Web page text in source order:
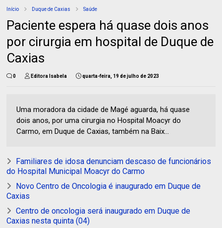
Início Duque de Caxias Saúde
Paciente espera há quase dois anos
por cirurgia em hospital de Duque de
Caxias
0 Editora Isabela quarta-feira, 19 de julho de 2023
Uma moradora da cidade de Magé aguarda, há quase
dois anos, por uma cirurgia no Hospital Moacyr do
Carmo, em Duque de Caxias, também na Baix...
Familiares de idosa denunciam descaso de funcionários
do Hospital Municipal Moacyr do Carmo
Novo Centro de Oncologia é inaugurado em Duque de
Caxias
Centro de oncologia será inaugurado em Duque de
Caxias nesta quinta (04)